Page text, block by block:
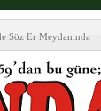
Söz Er Meydanında
Vezirköprü
ziyareti